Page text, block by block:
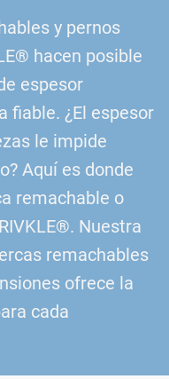
y pernos
hacen posible
espesor
fiable. ¿El espesor
le impide
Aquí es donde
remachable o
Nuestra
remachables
ofrece la
cada